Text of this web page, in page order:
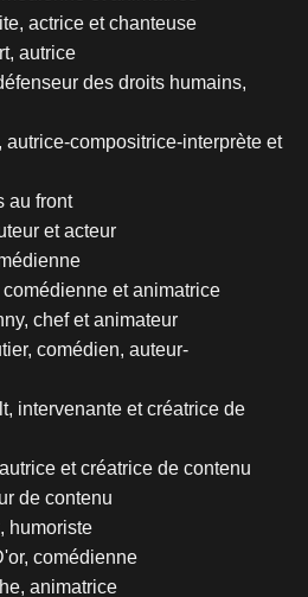
actrice et chanteuse
autrice
des droits humains,
autrice-compositrice-interprète et
au front
et acteur
et animatrice
chef et animateur
comédien, auteur-
intervenante et créatrice de
et créatrice de contenu
de contenu
humoriste
comédienne
animatrice